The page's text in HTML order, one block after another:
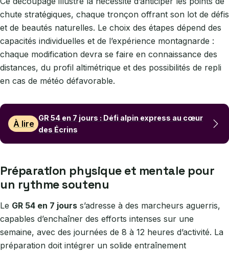
chute stratégiques, chaque tronçon offrant son lot de défis
et de beautés naturelles. Le choix des étapes dépend des
capacités individuelles et de l’expérience montagnarde :
chaque modification devra se faire en connaissance des
distances, du profil altimétrique et des possibilités de repli
en cas de météo défavorable.
À lire
GR 54 en 7 jours : Défi alpin express au cœur
des Écrins
Préparation physique et mentale pour
un rythme soutenu
Le GR 54 en 7 jours s’adresse à des marcheurs aguerris,
capables d’enchaîner des efforts intenses sur une
semaine, avec des journées de 8 à 12 heures d’activité. La
préparation doit intégrer un solide entraînement